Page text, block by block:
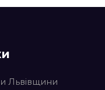
Львівщини